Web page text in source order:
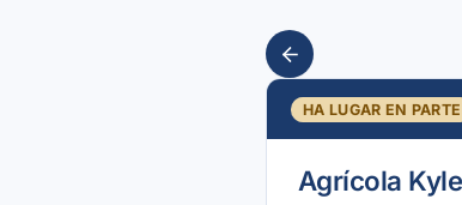
HA LUGAR EN PARTE
Agrícola